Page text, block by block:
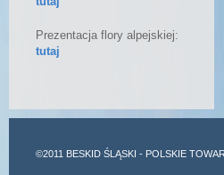
Prezentacja flory alpejskiej:
tutaj
©2011 BESKID ŚLĄSKI - POLSKIE